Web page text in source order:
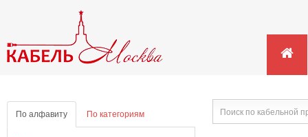
По алфавиту По категориям